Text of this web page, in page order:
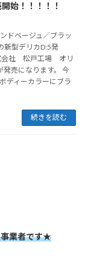
始！！！！！
ドベージュ／ブラッ
新型デリカD:5発
会社 松戸工場 オリ
発売になります。 今
ディーカラーにブラ
続きを読む
事業者です★